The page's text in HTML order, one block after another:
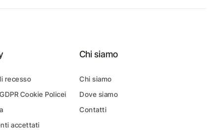
recesso
Cookie Policei
accettati
Chi siamo
Chi siamo
Dove siamo
Contatti